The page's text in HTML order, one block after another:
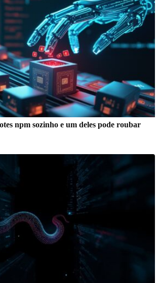
npm sozinho e um deles pode roubar